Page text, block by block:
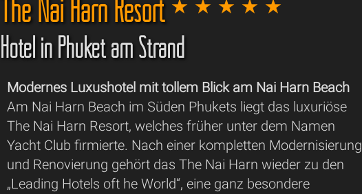
The Nai Harn Resort
Hotel in Phuket am Strand
Modernes Luxushotel mit tollem Blick am Nai Harn Beach
Am Nai Harn Beach im Süden Phukets liegt das luxuriöse
The Nai Harn Resort, welches früher unter dem Namen
Yacht Club firmierte. Nach einer kompletten Modernisierung
und Renovierung gehört das The Nai Harn wieder zu den
„Leading Hotels oft he World“, eine ganz besondere